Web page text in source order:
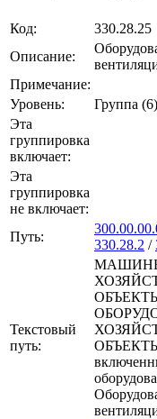
Код:
330.28.25
Описание:
Примечание:
Уровень:
Группа (6)
Эта
группировка
включает:
Эта
группировка
не включает:
Путь:
330.28.2 /
Текстовый
путь:
ОБЪЕКТЫ